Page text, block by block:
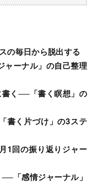
の毎日から脱出する
ーナル」の自己整理
く──「書く瞑想」の
書く片づけ」の3ステ
1回の振り返りジャー
「感情ジャーナル」